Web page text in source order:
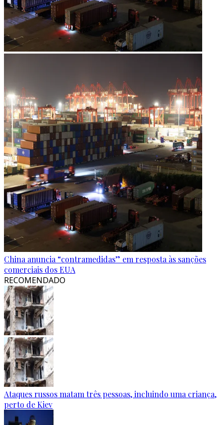
China anuncia “contramedidas” em resposta às sanções
comerciais dos EUA
RECOMENDADO
Ataques russos matam três pessoas, incluindo uma criança,
perto de Kiev